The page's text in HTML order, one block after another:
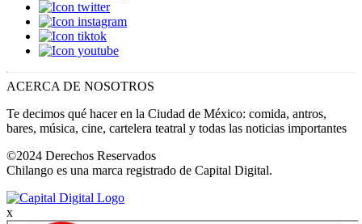
ACERCA DE NOSOTROS
Te decimos qué hacer en la Ciudad de México: comida, antros,
bares, música, cine, cartelera teatral y todas las noticias importantes
©2024 Derechos Reservados
Chilango es una marca registrado de Capital Digital.
x